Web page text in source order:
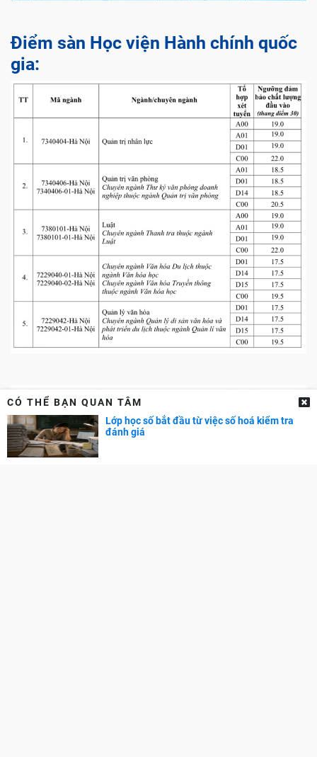
Điểm sàn Học viện Hành chính quốc
gia:
CÓ THỂ BẠN QUAN TÂM
Lớp học số bắt đầu từ việc số hoá kiểm tra
đánh giá